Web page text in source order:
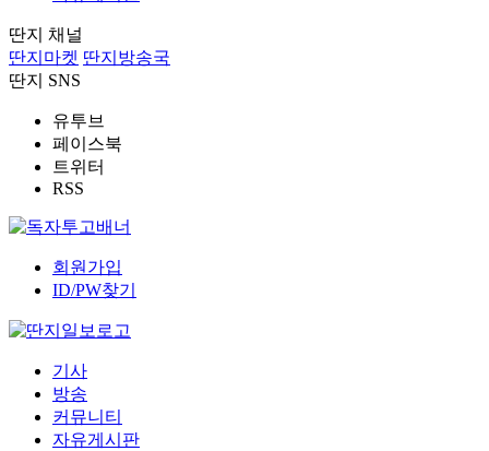
딴지 채널
딴지마켓 딴지방송국
딴지 SNS
유투브
페이스북
트위터
RSS
회원가입
ID/PW찾기
기사
방송
커뮤니티
자유게시판